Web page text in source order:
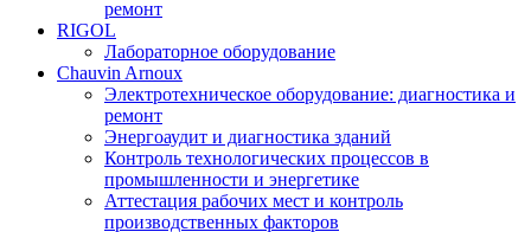
ремонт
RIGOL
Лабораторное оборудование
Chauvin Arnoux
Электротехническое оборудование: диагностика и
ремонт
Энергоаудит и диагностика зданий
Контроль технологических процессов в
промышленности и энергетике
Аттестация рабочих мест и контроль
производственных факторов